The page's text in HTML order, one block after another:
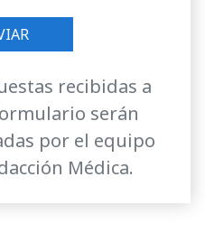
recibidas a
serán
por el equipo
Médica.